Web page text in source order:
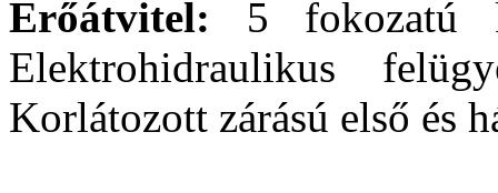
Erőátvitel: 5 fokozatú
Elektrohidraulikus
Korlátozott zárású első és